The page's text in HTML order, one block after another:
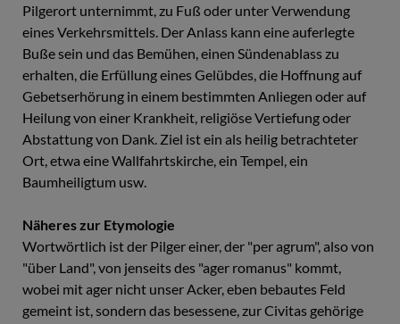
Pilgerort unternimmt, zu Fuß oder unter Verwendung
eines Verkehrsmittels. Der Anlass kann eine auferlegte
Buße sein und das Bemühen, einen Sündenablass zu
erhalten, die Erfüllung eines Gelübdes, die Hoffnung auf
Gebetserhörung in einem bestimmten Anliegen oder auf
Heilung von einer Krankheit, religiöse Vertiefung oder
Abstattung von Dank. Ziel ist ein als heilig betrachteter
Ort, etwa eine Wallfahrtskirche, ein Tempel, ein
Baumheiligtum usw.
Näheres zur Etymologie
Wortwörtlich ist der Pilger einer, der "per agrum", also von
"über Land", von jenseits des "ager romanus" kommt,
wobei mit ager nicht unser Acker, eben bebautes Feld
gemeint ist, sondern das besessene, zur Civitas gehörige